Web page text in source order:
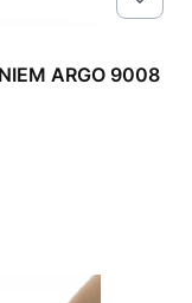
ARGO 9008